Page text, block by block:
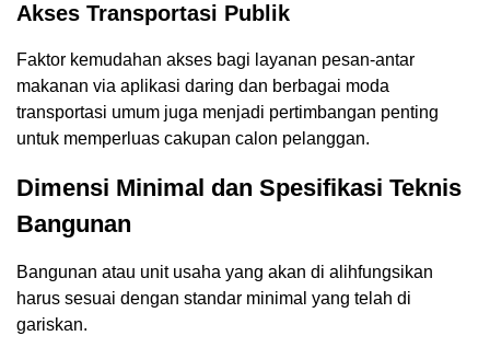
Akses Transportasi Publik
Faktor kemudahan akses bagi layanan pesan-antar
makanan via aplikasi daring dan berbagai moda
transportasi umum juga menjadi pertimbangan penting
untuk memperluas cakupan calon pelanggan.
Dimensi Minimal dan Spesifikasi Teknis
Bangunan
Bangunan atau unit usaha yang akan di alihfungsikan
harus sesuai dengan standar minimal yang telah di
gariskan.